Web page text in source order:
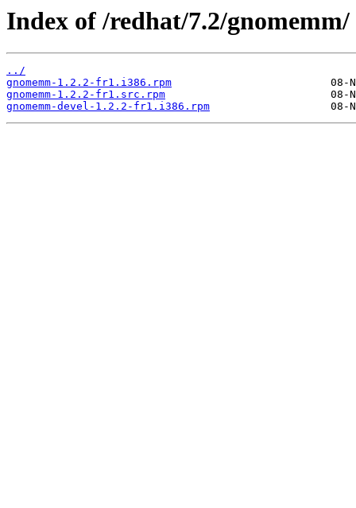
Index of /redhat/7.2/gnomemm/
../
gnomemm-1.2.2-fr1.i386.rpm
gnomemm-1.2.2-fr1.src.rpm
gnomemm-devel-1.2.2-fr1.i386.rpm